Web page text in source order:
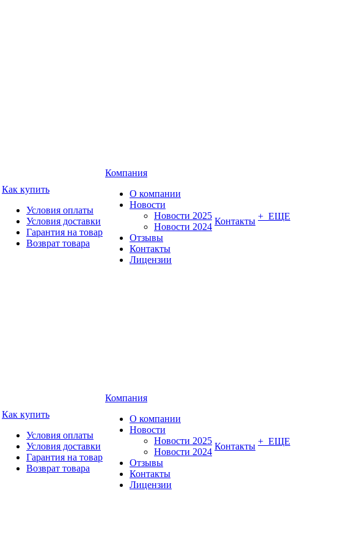
Как купить
Условия оплаты
Условия доставки
Гарантия на товар
Возврат товара
Компания
О компании
Новости
Новости 2025
Новости 2024
Отзывы
Контакты
Лицензии
Контакты + ЕЩЕ
Как купить
Условия оплаты
Условия доставки
Гарантия на товар
Возврат товара
Компания
О компании
Новости
Новости 2025
Новости 2024
Отзывы
Контакты
Лицензии
Контакты + ЕЩЕ